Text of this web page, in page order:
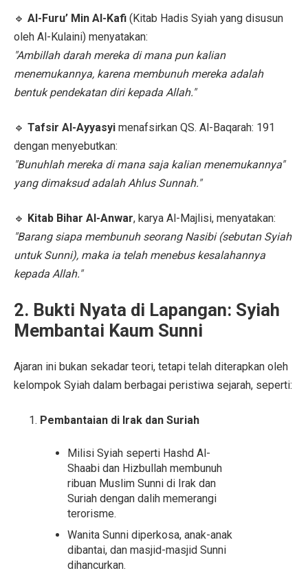
🔹 Al-Furu’ Min Al-Kafi (Kitab Hadis Syiah yang disusun
oleh Al-Kulaini) menyatakan:
"Ambillah darah mereka di mana pun kalian
menemukannya, karena membunuh mereka adalah
bentuk pendekatan diri kepada Allah."
🔹 Tafsir Al-Ayyasyi menafsirkan QS. Al-Baqarah: 191
dengan menyebutkan:
"Bunuhlah mereka di mana saja kalian menemukannya"
yang dimaksud adalah Ahlus Sunnah."
🔹 Kitab Bihar Al-Anwar, karya Al-Majlisi, menyatakan:
"Barang siapa membunuh seorang Nasibi (sebutan Syiah
untuk Sunni), maka ia telah menebus kesalahannya
kepada Allah."
2. Bukti Nyata di Lapangan: Syiah
Membantai Kaum Sunni
Ajaran ini bukan sekadar teori, tetapi telah diterapkan oleh
kelompok Syiah dalam berbagai peristiwa sejarah, seperti:
Pembantaian di Irak dan Suriah
Milisi Syiah seperti Hashd Al-
Shaabi dan Hizbullah membunuh
ribuan Muslim Sunni di Irak dan
Suriah dengan dalih memerangi
terorisme.
Wanita Sunni diperkosa, anak-anak
dibantai, dan masjid-masjid Sunni
dihancurkan.